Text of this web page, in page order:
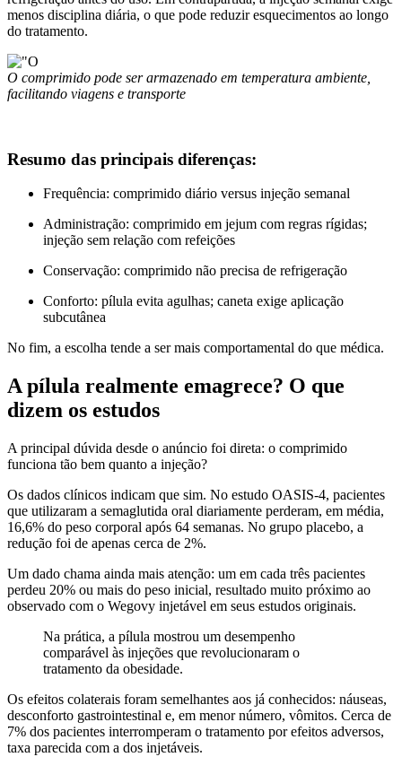
menos disciplina diária, o que pode reduzir esquecimentos ao longo
do tratamento.
O comprimido pode ser armazenado em temperatura ambiente,
facilitando viagens e transporte
Resumo das principais diferenças:
Frequência: comprimido diário versus injeção semanal
Administração: comprimido em jejum com regras rígidas;
injeção sem relação com refeições
Conservação: comprimido não precisa de refrigeração
Conforto: pílula evita agulhas; caneta exige aplicação
subcutânea
No fim, a escolha tende a ser mais comportamental do que médica.
A pílula realmente emagrece? O que
dizem os estudos
A principal dúvida desde o anúncio foi direta: o comprimido
funciona tão bem quanto a injeção?
Os dados clínicos indicam que sim. No estudo OASIS-4, pacientes
que utilizaram a semaglutida oral diariamente perderam, em média,
16,6% do peso corporal após 64 semanas. No grupo placebo, a
redução foi de apenas cerca de 2%.
Um dado chama ainda mais atenção: um em cada três pacientes
perdeu 20% ou mais do peso inicial, resultado muito próximo ao
observado com o Wegovy injetável em seus estudos originais.
Na prática, a pílula mostrou um desempenho
comparável às injeções que revolucionaram o
tratamento da obesidade.
Os efeitos colaterais foram semelhantes aos já conhecidos: náuseas,
desconforto gastrointestinal e, em menor número, vômitos. Cerca de
7% dos pacientes interromperam o tratamento por efeitos adversos,
taxa parecida com a dos injetáveis.